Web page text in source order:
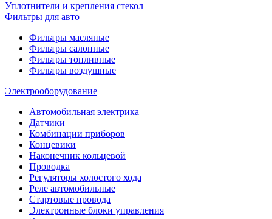
Уплотнители и крепления стекол
Фильтры для авто
Фильтры масляные
Фильтры салонные
Фильтры топливные
Фильтры воздушные
Электрооборудование
Автомобильная электрика
Датчики
Комбинации приборов
Концевики
Наконечник кольцевой
Проводка
Регуляторы холостого хода
Реле автомобильные
Стартовые провода
Электронные блоки управления